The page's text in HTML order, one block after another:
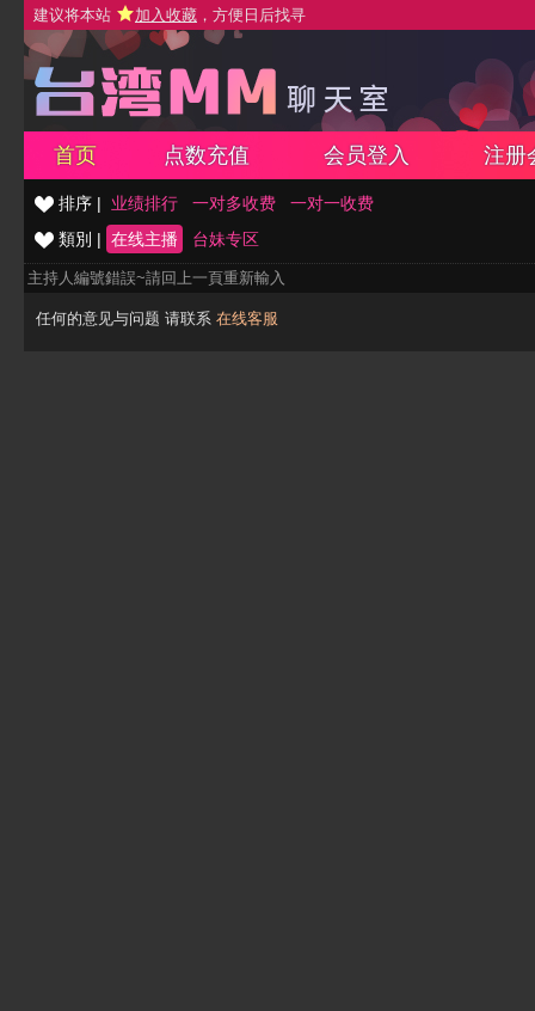
建议将本站 加入收藏 ，方便日后找寻
首页 点数充值 会员登入 注册
排序 | 业绩排行 一对多收费
一对一收费
類別 | 在线主播 台妹专区
主持人編號錯誤~請回上一頁重新輸入
任何的意见与问题 请联系 在线客服